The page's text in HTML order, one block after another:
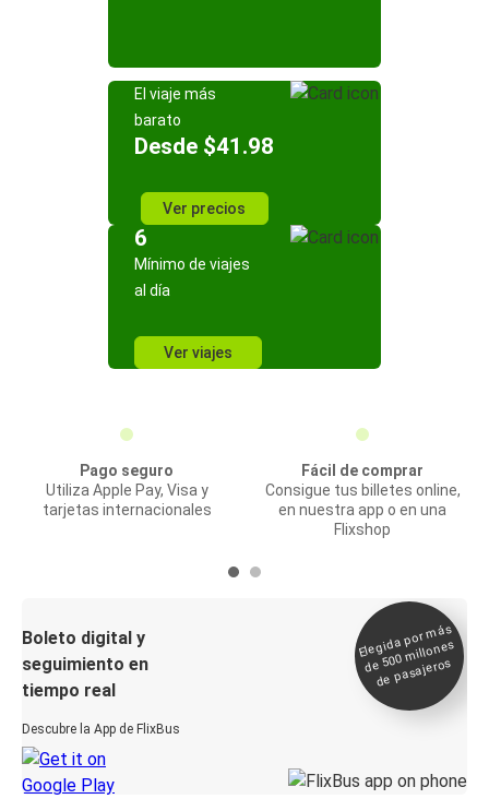
El viaje más
barato
Desde $41.98
Ver precios
6
Mínimo de viajes
al día
Ver viajes
Pago seguro
Utiliza Apple Pay, Visa y
tarjetas internacionales
Fácil de comprar
Consigue tus billetes online,
en nuestra app o en una
Flixshop
Boleto digital y
seguimiento en
tiempo real
Descubre la App de FlixBus
Elegida por
más
de 500
millones
de pasajeros